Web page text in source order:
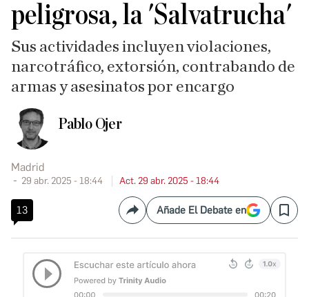
peligrosa, la 'Salvatrucha'
Sus actividades incluyen violaciones,
narcotráfico, extorsión, contrabando de
armas y asesinatos por encargo
Pablo Ojer
Madrid
29 abr. 2025 - 18:44 Act. 29 abr. 2025 - 18:44
13 CompartirAñade El Debate en Save